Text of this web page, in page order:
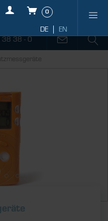
0
38 38 - 0